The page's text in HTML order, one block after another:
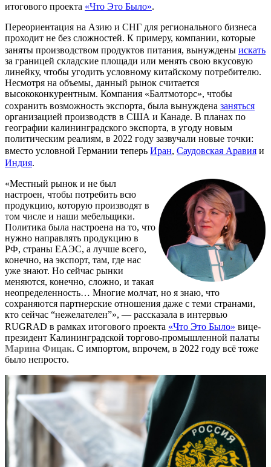
итогового проекта «Что Это Было».
Переориентация на Азию и СНГ для регионального бизнеса
проходит не без сложностей. К примеру, компании, которые
заняты производством продуктов питания, вынуждены искать
за границей складские площади или менять свою вкусовую
линейку, чтобы угодить условному китайскому потребителю.
Несмотря на объемы, данный рынок считается
высококонкурентным. Компания «Балтмоторс», чтобы
сохранить возможность экспорта, была вынуждена заняться
организацией производств в США и Канаде. В планах по
географии калининградского экспорта, в угоду новым
политическим реалиям, в 2022 году зазвучали новые точки:
вместо условной Германии теперь Иран, Саудовская Аравия и
Индия.
«Местный рынок и не был
настроен, чтобы потребить всю
продукцию, которую производят в
том числе и наши мебельщики.
Политика была настроена на то, что
нужно направлять продукцию в
РФ, страны ЕАЭС, а лучше всего,
конечно, на экспорт, там, где нас
уже знают. Но сейчас рынки
меняются, конечно, сложно, и такая
неопределенность… Многие молчат, но я знаю, что
сохраняются партнерские отношения даже с теми странами,
кто сейчас “нежелателен”», — рассказала в интервью
RUGRAD в рамках итогового проекта «Что Это Было» вице-
президент Калининградской торгово-промышленной палаты
Марина Фицак. С импортом, впрочем, в 2022 году всё тоже
было непросто.